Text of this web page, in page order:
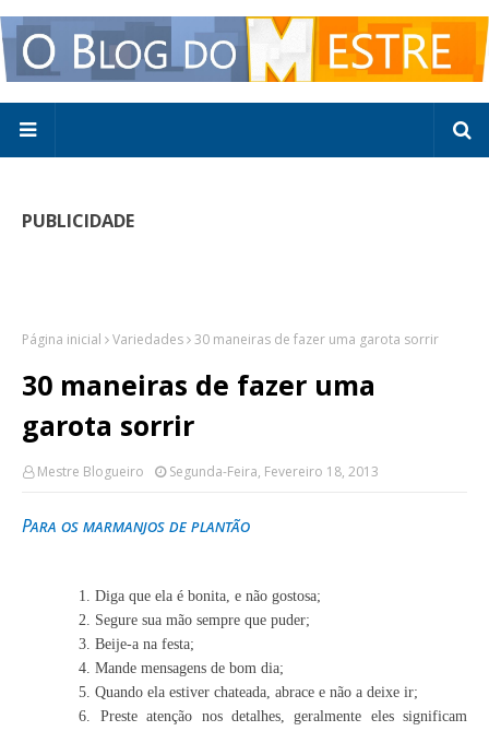
PUBLICIDADE
Página inicial Variedades 30 maneiras de fazer uma garota sorrir
30 maneiras de fazer uma
garota sorrir
Mestre Blogueiro Segunda-Feira, Fevereiro 18, 2013
Para os marmanjos de plantão
1. Diga que ela é bonita, e não gostosa;
2. Segure sua mão sempre que puder;
3. Beije-a na festa;
4. Mande mensagens de bom dia;
5. Quando ela estiver chateada, abrace e não a deixe ir;
6. Preste atenção nos detalhes, geralmente eles significam